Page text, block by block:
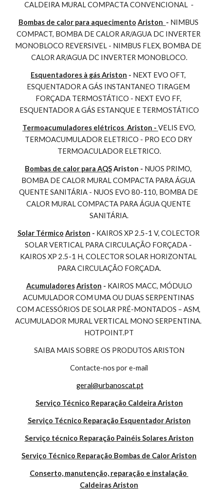
CALDEIRA MURAL COMPACTA CONVENCIONAL  -
Bombas de calor para aquecimento Ariston - NIMBUS
COMPACT, BOMBA DE CALOR AR/AGUA DC INVERTER
MONOBLOCO REVERSIVEL - NIMBUS FLEX, BOMBA DE
CALOR AR/AGUA DC INVERTER MONOBLOCO.
Esquentadores à gás Ariston - NEXT EVO OFT,
ESQUENTADOR A GÁS INSTANTANEO TIRAGEM
FORÇADA TERMOSTÁTICO - NEXT EVO FF,
ESQUENTADOR A GÁS ESTANQUE E TERMOSTÁTICO
Termoacumuladores elétricos  Ariston - VELIS EVO,
TERMOACUMULADOR ELETRICO - PRO ECO DRY
TERMOACULADOR ELETRICO.
Bombas de calor para AQS Ariston - NUOS PRIMO,
BOMBA DE CALOR MURAL COMPACTA PARA ÁGUA
QUENTE SANITÁRIA - NUOS EVO 80-110, BOMBA DE
CALOR MURAL COMPACTA PARA ÁGUA QUENTE
SANITÁRIA.
Solar Térmico Ariston - KAIROS XP 2.5-1 V, COLECTOR
SOLAR VERTICAL PARA CIRCULAÇÃO FORÇADA -
KAIROS XP 2.5-1 H, COLECTOR SOLAR HORIZONTAL
PARA CIRCULAÇÃO FORÇADA.
Acumuladores Ariston - KAIROS MACC, MÓDULO
ACUMULADOR COM UMA OU DUAS SERPENTINAS
COM ACESSÓRIOS DE SOLAR PRÉ-MONTADOS – ASM,
ACUMULADOR MURAL VERTICAL MONO SERPENTINA.
HOTPOINT.PT
SAIBA MAIS SOBRE OS PRODUTOS ARISTON
Contacte-nos por e-mail
geral@urbanoscat.pt
Serviço Técnico Reparação Caldeira Ariston
Serviço Técnico Reparação Esquentador Ariston
Serviço técnico Reparação Painéis Solares Ariston
Serviço Técnico Reparação Bombas de Calor Ariston
Conserto, manutenção, reparação e instalação
Caldeiras Ariston